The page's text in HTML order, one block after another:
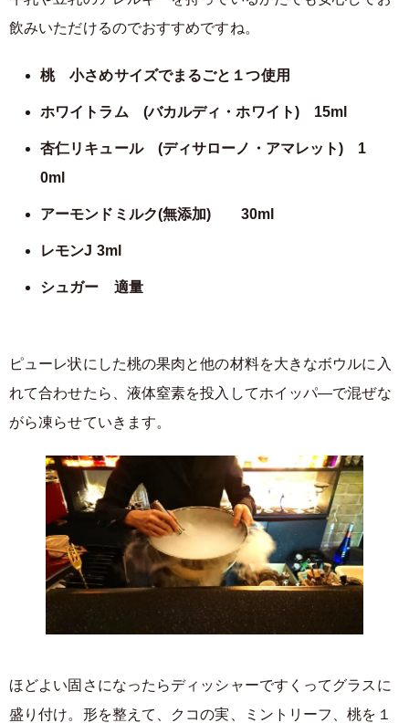
飲みいただけるのでおすすめですね。
桃 小さめサイズでまるごと１つ使用
ホワイトラム (バカルディ・ホワイト) 15ml
杏仁リキュール (ディサローノ・アマレット) 1
0ml
アーモンドミルク(無添加) 30ml
レモンJ 3ml
シュガー 適量
ピューレ状にした桃の果肉と他の材料を大きなボウルに入
れて合わせたら、液体窒素を投入してホイッパ―で混ぜな
がら凍らせていきます。
ほどよい固さになったらディッシャーですくってグラスに
盛り付け。形を整えて、クコの実、ミントリーフ、桃を１